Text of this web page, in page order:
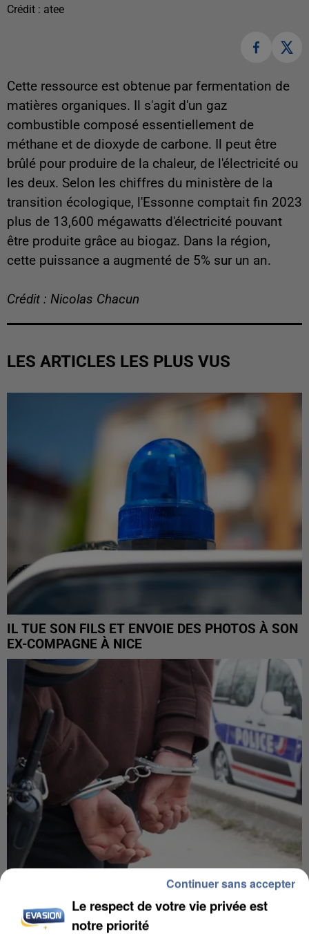
Crédit : atee
Cette ressource est obtenue par fermentation de
matières organiques. Il s'agit d'un gaz
combustible composé essentiellement de
méthane et de dioxyde de carbone. Il peut être
brûlé pour produire de la chaleur, de l'électricité ou
les deux. Selon les chiffres du ministère de la
transition écologique, l'Essonne comptait fin 2023
plus de 13,600 mégawatts d'électricité pouvant
être produite grâce au biogaz. Dans la région,
cette puissance a augmenté de 5% sur un an.
Crédit : Nicolas Chacun
LES ARTICLES LES PLUS VUS
IL TUE SON FILS ET ENVOIE DES PHOTOS À SON
EX-COMPAGNE À NICE
L’UN DES FONDATEURS SUPPOSÉS DE LA DZ
MAFIA INTERPELLÉ EN ALGÉRIE
Le respect de votre vie privée est
notre priorité
Continuer sans accepter